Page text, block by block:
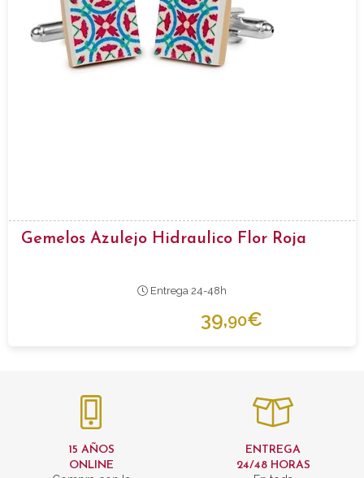
Gemelos Azulejo Hidraulico Flor Roja
Entrega 24-48h
39,90€
15 AÑOS
ONLINE
ENTREGA
24/48 HORAS